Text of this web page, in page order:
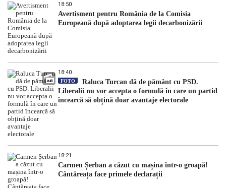
18:50
Avertisment pentru România de la Comisia
Europeană după adoptarea legii decarbonizării
18:40
FOTO
Raluca Turcan dă de pământ cu PSD.
Liberalii nu vor accepta o formulă în care un partid
încearcă să obțină doar avantaje electorale
18:21
Carmen Șerban a căzut cu mașina într-o groapă!
Cântăreața face primele declarații